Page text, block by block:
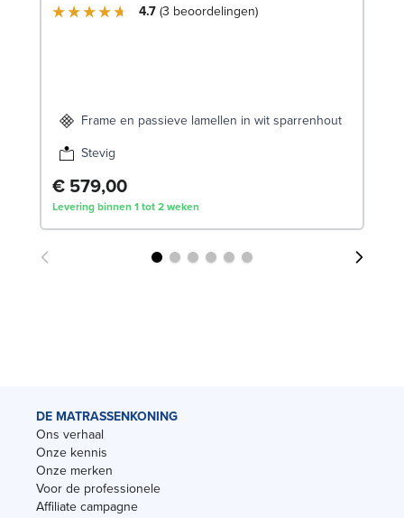
4.7 3 beoordelingen
Frame en passieve lamellen in wit sparrenhout
Stevig
€ 579,00
Levering binnen 1 tot 2 weken
DE MATRASSENKONING
Ons verhaal
Onze kennis
Onze merken
Voor de professionele
Affiliate campagne